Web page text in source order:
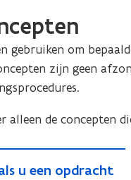
gebruiken om
zijn geen
alleen de concepten
u een opdracht